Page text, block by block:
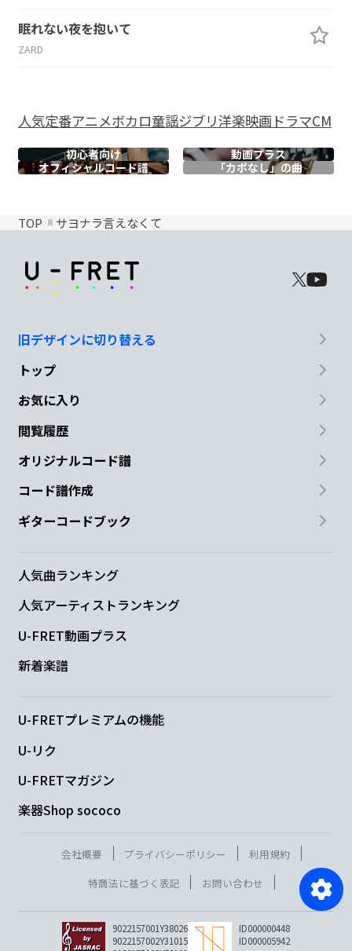
眠れない夜を抱いて
ZARD
人気定番アニメボカロ童謡ジブリ洋楽映画ドラマCM
初心者向け
動画プラス
オフィシャルコード譜 「カポなし」の曲
TOP サヨナラ言えなくて
旧デザインに切り替える
トップ
お気に入り
閲覧履歴
オリジナルコード譜
コード譜作成
ギターコードブック
人気曲ランキング
人気アーティストランキング
U-FRET動画プラス
新着楽譜
U-FRETプレミアムの機能
U-リク
U-FRETマガジン
楽器Shop sococo
会社概要 プライバシーポリシー
利用規約
特商法に基づく表記
お問い合わせ
9022157001Y38026
9022157002Y31015
ID000000448
ID000005942